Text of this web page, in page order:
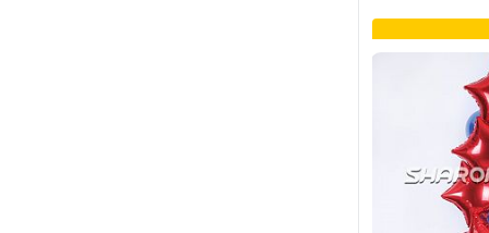
В
Купить в 1
В избранное
В наличии